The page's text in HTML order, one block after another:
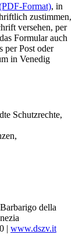
Format), in
zustimmen,
versehen, per
Formular auch
per Post oder
in Venedig
Schutzrechte,
della
| www.dszv.it